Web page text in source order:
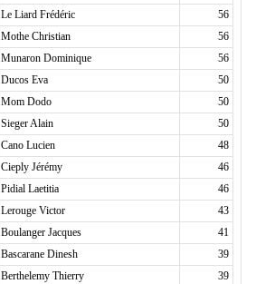
Le Liard Frédéric
56
Mothe Christian
56
Munaron Dominique
56
Ducos Eva
50
Mom Dodo
50
Sieger Alain
50
Cano Lucien
48
Cieply Jérémy
46
Pidial Laetitia
46
Lerouge Victor
43
Boulanger Jacques
41
Bascarane Dinesh
39
Berthelemy Thierry
39